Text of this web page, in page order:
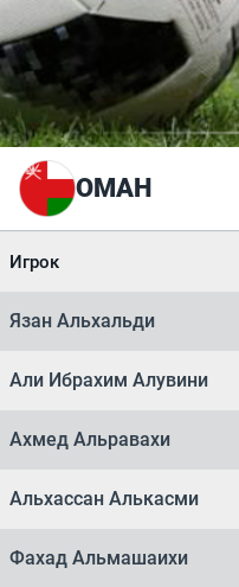
ОМАН
Игрок
Язан Альхальди
Али Ибрахим Алувини
Ахмед Альравахи
Альхассан Алькасми
Фахад Альмашаихи